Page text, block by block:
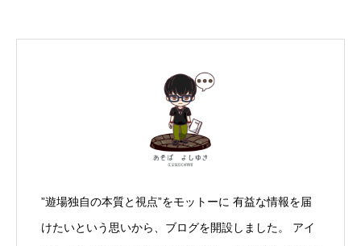
”遊場独自の本質と視点”をモットーに 有益な情報を届
けたいという思いから、ブログを開設しました。 アイ